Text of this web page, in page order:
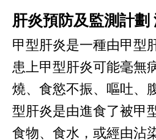
肝炎預防及監測計劃
甲型肝炎是一種由甲型
患上甲型肝炎可能毫無
燒、食慾不振、嘔吐、
型肝炎是由進食了被甲
食物、食水，或經由沾